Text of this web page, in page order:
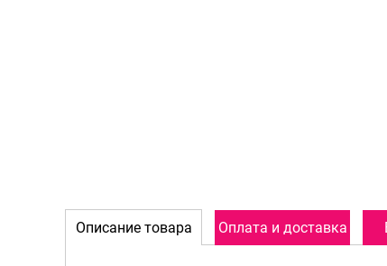
Описание товара Оплата и доставка